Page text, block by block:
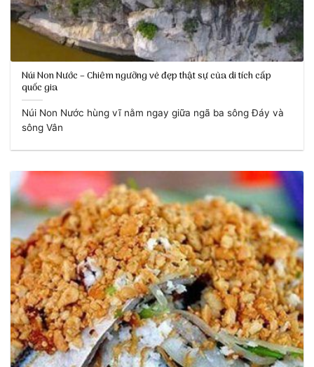
Núi Non Nước – Chiêm ngưỡng vẻ đẹp thật sự của di tích cấp
quốc gia
Núi Non Nước hùng vĩ nằm ngay giữa ngã ba sông Đáy và
sông Vân